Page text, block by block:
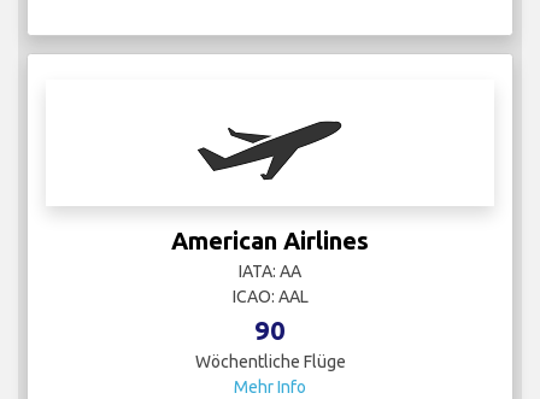
American Airlines
IATA: AA
ICAO: AAL
90
Wöchentliche Flüge
Mehr Info